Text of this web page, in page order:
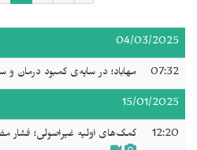
04/03/2025
07:32 مهاباد؛ در سایه‌ی کمبود درمان
15/01/2025
12:20 کمک‌های اولیه غیراصولی؛ فشار